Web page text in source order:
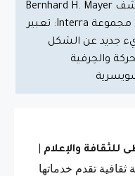
تكشف Bernhard H. Mayer
عن مجموعة Interra: تعبير
جديد عن الشكل
والحِرفية
والإعلام
تقدم خدماتها